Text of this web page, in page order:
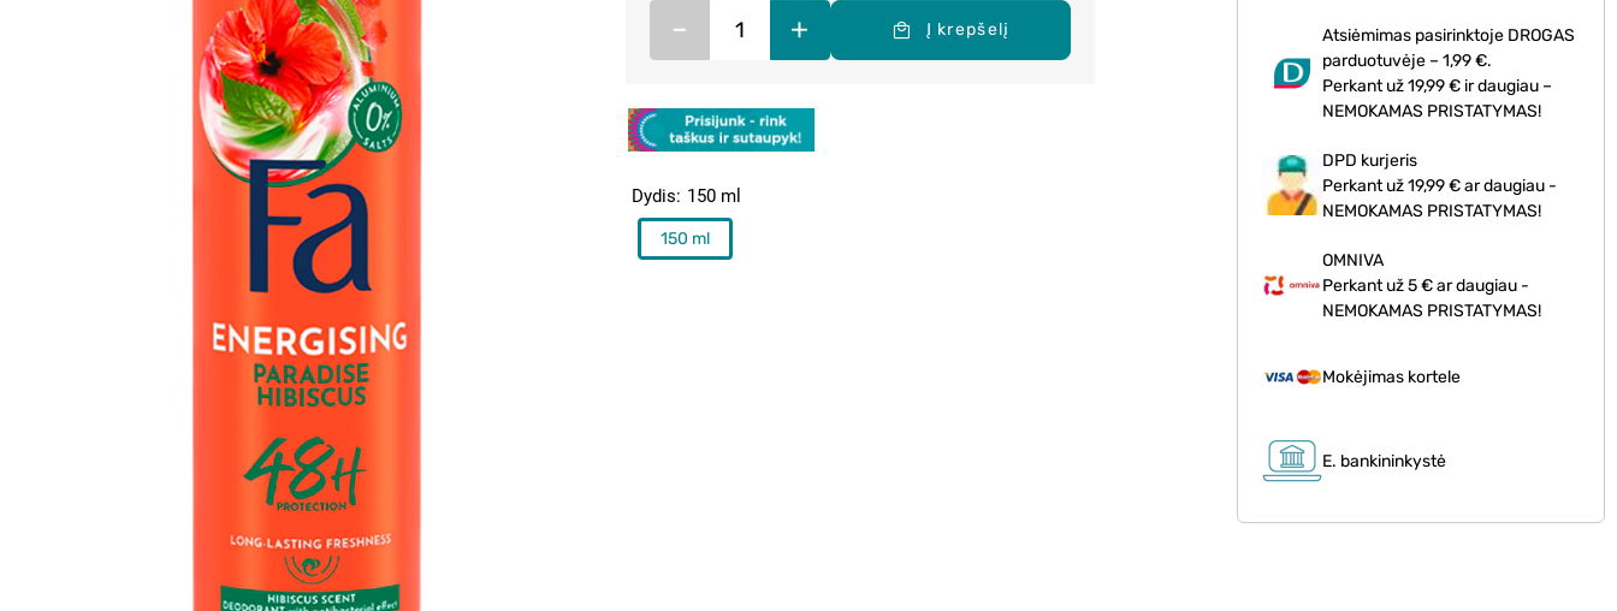
Dydis 150 ml
150 ml
– + Į krepšelį
Atsiėmimas pasirinktoje DROGAS
parduotuvėje – 1,99 €.
Perkant už 19,99 € ir daugiau –
NEMOKAMAS PRISTATYMAS!
DPD kurjeris
Perkant už 19,99 € ar daugiau -
NEMOKAMAS PRISTATYMAS!
OMNIVA
Perkant už 5 € ar daugiau -
NEMOKAMAS PRISTATYMAS!
Mokėjimas kortele
E. bankininkystė